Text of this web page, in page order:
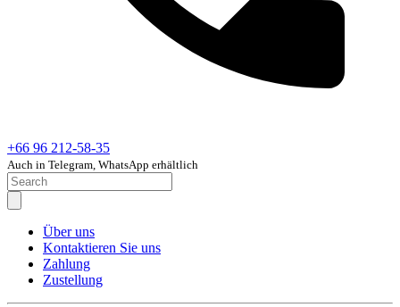
+66 96 212-58-35
Auch in Telegram, WhatsApp erhältlich
Über uns
Kontaktieren Sie uns
Zahlung
Zustellung